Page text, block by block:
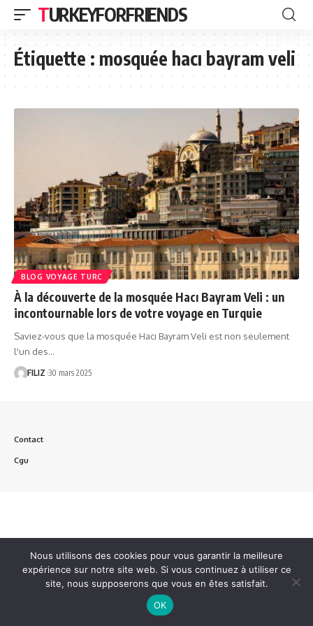
TURKEYFORFRIENDS
Étiquette :mosquée hacı bayram veli
BLOG VOYAGE TURC
À la découverte de la mosquée Hacı Bayram Veli : un
incontournable lors de votre voyage en Turquie
Saviez-vous que la mosquée Hacı Bayram Veli est non seulement
l'un des…
FILIZ 30 mars 2025
Contact
Cgu
Nous utilisons des cookies pour vous garantir la meilleure
expérience sur notre site web. Si vous continuez à utiliser ce
site, nous supposerons que vous en êtes satisfait.
OK